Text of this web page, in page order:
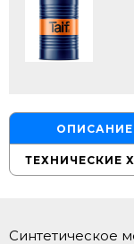
ОПИСАНИЕ
ТЕХНИЧЕСКИЕ
Синтетическое